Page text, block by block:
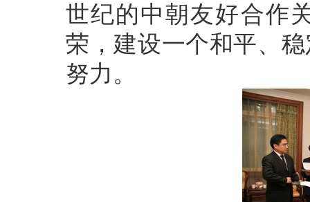
世纪的中朝友好合作
荣，建设一个和平、
努力。